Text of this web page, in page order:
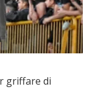
griffare di